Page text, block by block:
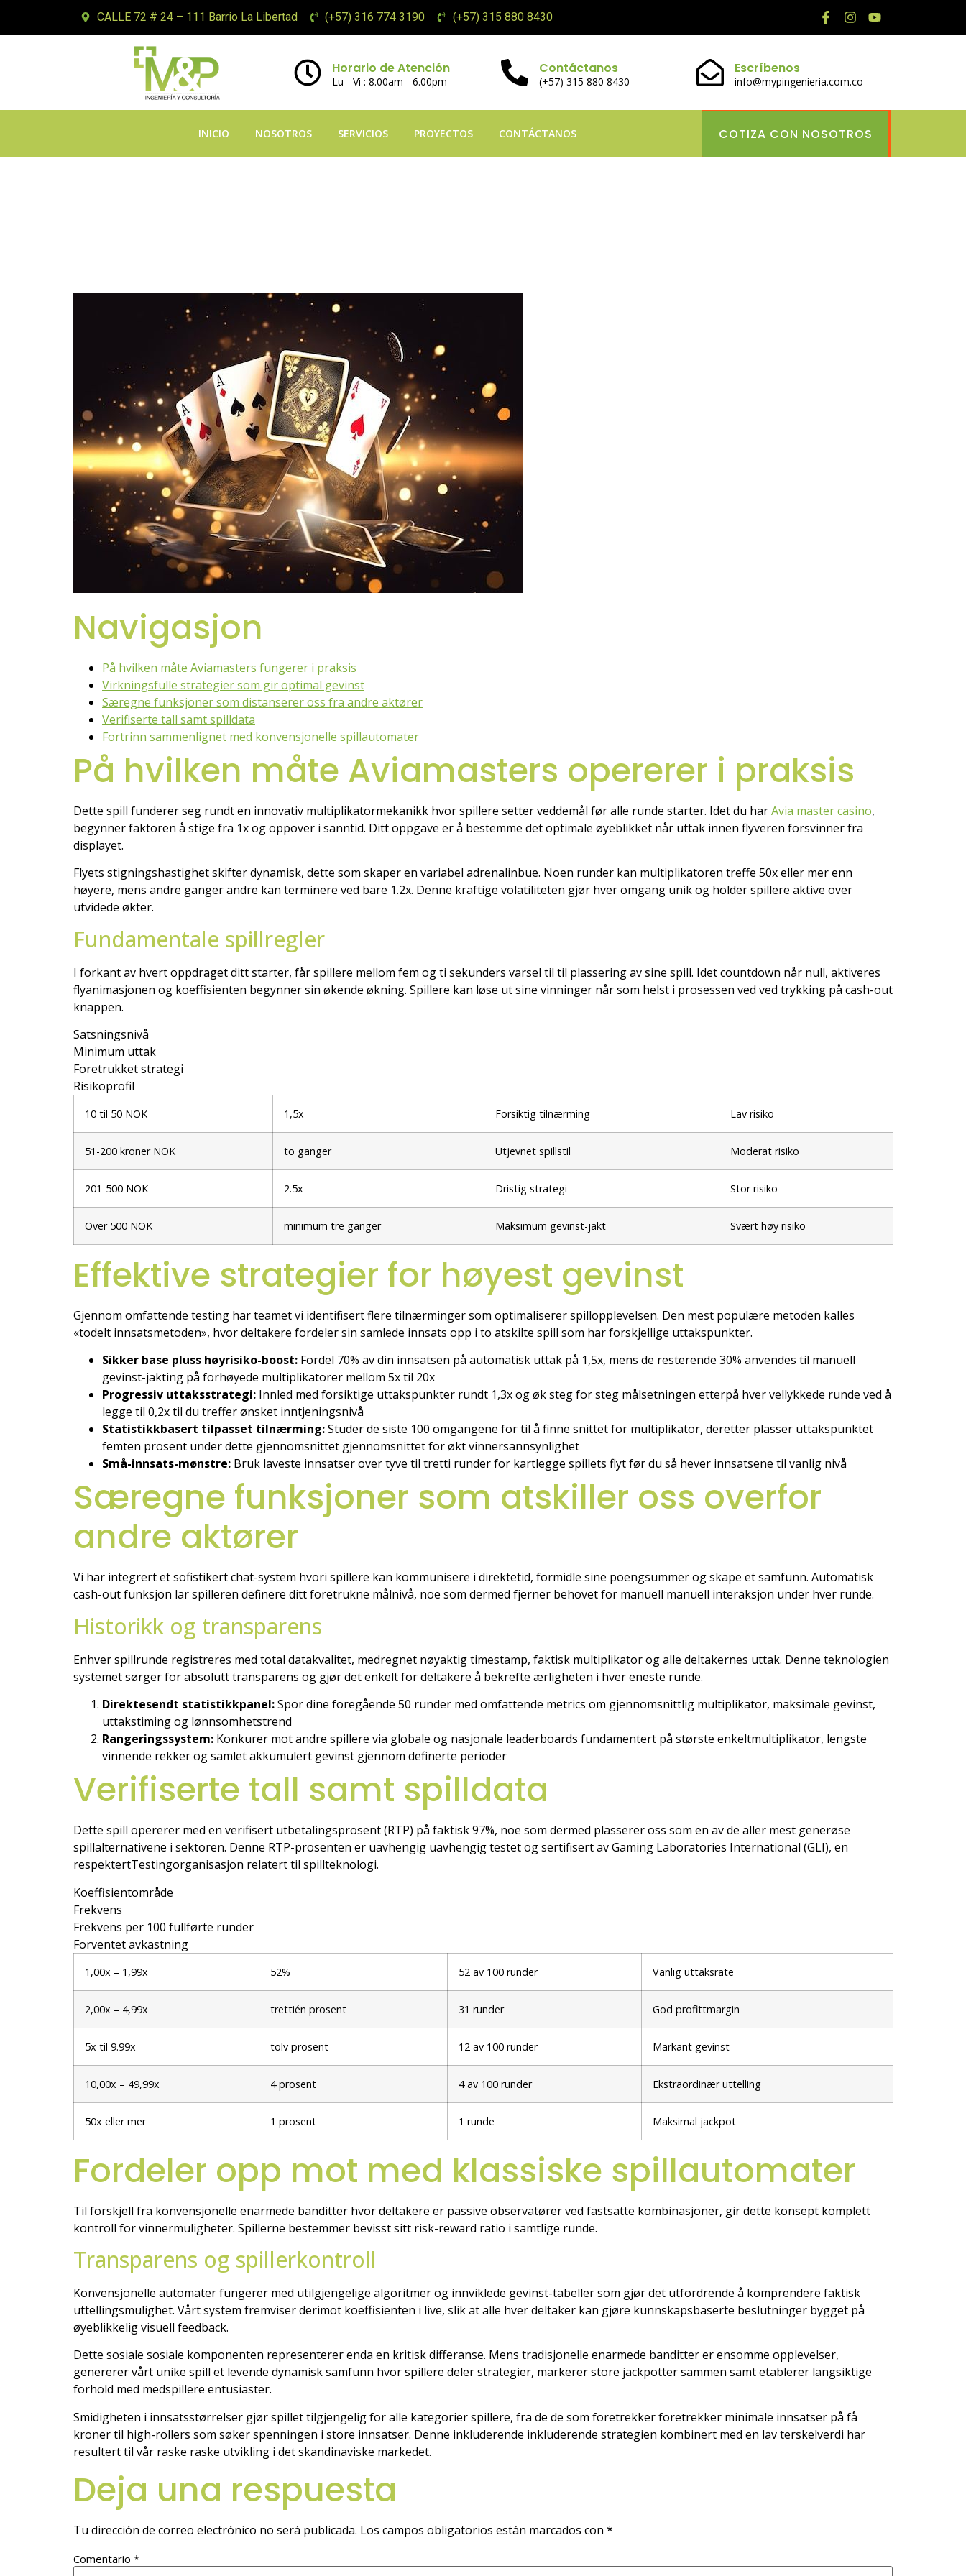
CALLE 72 # 24 – 111 Barrio La Libertad (+57) 316 774 3190 (+57) 315 880 8430
Horario de Atención
Lu - Vi : 8.00am - 6.00pm
Contáctanos
(+57) 315 880 8430
Escríbenos
info@mypingenieria.com.co
INICIO NOSOTROS SERVICIOS PROYECTOS CONTÁCTANOS COTIZA CON NOSOTROS
Navigasjon
På hvilken måte Aviamasters fungerer i praksis
Virkningsfulle strategier som gir optimal gevinst
Særegne funksjoner som distanserer oss fra andre aktører
Verifiserte tall samt spilldata
Fortrinn sammenlignet med konvensjonelle spillautomater
På hvilken måte Aviamasters opererer i praksis
Dette spill funderer seg rundt en innovativ multiplikatormekanikk hvor spillere setter veddemål før alle runde starter. Idet du harAvia master casino,
begynner faktoren å stige fra 1x og oppover i sanntid. Ditt oppgave er å bestemme det optimale øyeblikket når uttak innen flyveren forsvinner fra
displayet.
Flyets stigningshastighet skifter dynamisk, dette som skaper en variabel adrenalinbue. Noen runder kan multiplikatoren treffe 50x eller mer enn
høyere, mens andre ganger andre kan terminere ved bare 1.2x. Denne kraftige volatiliteten gjør hver omgang unik og holder spillere aktive over
utvidede økter.
Fundamentale spillregler
I forkant av hvert oppdraget ditt starter, får spillere mellom fem og ti sekunders varsel til til plassering av sine spill. Idet countdown når null, aktiveres
flyanimasjonen og koeffisienten begynner sin økende økning. Spillere kan løse ut sine vinninger når som helst i prosessen ved ved trykking på cash-out
knappen.
Satsningsnivå
Minimum uttak
Foretrukket strategi
Risikoprofil
10 til 50 NOK 1,5x Forsiktig tilnærming Lav risiko
51-200 kroner NOK to ganger Utjevnet spillstil Moderat risiko
201-500 NOK 2.5x Dristig strategi Stor risiko
Over 500 NOK minimum tre ganger Maksimum gevinst-jakt Svært høy risiko
Effektive strategier for høyest gevinst
Gjennom omfattende testing har teamet vi identifisert flere tilnærminger som optimaliserer spillopplevelsen. Den mest populære metoden kalles
«todelt innsatsmetoden», hvor deltakere fordeler sin samlede innsats opp i to atskilte spill som har forskjellige uttakspunkter.
Sikker base pluss høyrisiko-boost: Fordel 70% av din innsatsen på automatisk uttak på 1,5x, mens de resterende 30% anvendes til manuell
gevinst-jakting på forhøyede multiplikatorer mellom 5x til 20x
Progressiv uttaksstrategi: Innled med forsiktige uttakspunkter rundt 1,3x og øk steg for steg målsetningen etterpå hver vellykkede runde ved å
legge til 0,2x til du treffer ønsket inntjeningsnivå
Statistikkbasert tilpasset tilnærming:Studer de siste 100 omgangene for til å finne snittet for multiplikator, deretter plasser uttakspunktet
femten prosent under dette gjennomsnittet gjennomsnittet for økt vinnersannsynlighet
Små-innsats-mønstre: Bruk laveste innsatser over tyve til tretti runder for kartlegge spillets flyt før du så hever innsatsene til vanlig nivå
Særegne funksjoner som atskiller oss overfor
andre aktører
Vi har integrert et sofistikert chat-system hvori spillere kan kommunisere i direktetid, formidle sine poengsummer og skape et samfunn. Automatisk
cash-out funksjon lar spilleren definere ditt foretrukne målnivå, noe som dermed fjerner behovet for manuell manuell interaksjon under hver runde.
Historikk og transparens
Enhver spillrunde registreres med total datakvalitet, medregnet nøyaktig timestamp, faktisk multiplikator og alle deltakernes uttak. Denne teknologien
systemet sørger for absolutt transparens og gjør det enkelt for deltakere å bekrefte ærligheten i hver eneste runde.
Direktesendt statistikkpanel:Spor dine foregående 50 runder med omfattende metrics om gjennomsnittlig multiplikator, maksimale gevinst,
uttakstiming og lønnsomhetstrend
Rangeringssystem: Konkurer mot andre spillere via globale og nasjonale leaderboards fundamentert på største enkeltmultiplikator, lengste
vinnende rekker og samlet akkumulert gevinst gjennom definerte perioder
Verifiserte tall samt spilldata
Dette spill opererer med en verifisert utbetalingsprosent (RTP) på faktisk 97%, noe som dermed plasserer oss som en av de aller mest generøse
spillalternativene i sektoren. Denne RTP-prosenten er uavhengig uavhengig testet og sertifisert av Gaming Laboratories International (GLI), en
respektertTestingorganisasjon relatert til spillteknologi.
Koeffisientområde
Frekvens
Frekvens per 100 fullførte runder
Forventet avkastning
1,00x – 1,99x 52% 52 av 100 runder Vanlig uttaksrate
2,00x – 4,99x trettién prosent 31 runder God profittmargin
5x til 9.99x tolv prosent 12 av 100 runder Markant gevinst
10,00x – 49,99x 4 prosent 4 av 100 runder Ekstraordinær uttelling
50x eller mer 1 prosent 1 runde Maksimal jackpot
Fordeler opp mot med klassiske spillautomater
Til forskjell fra konvensjonelle enarmede banditter hvor deltakere er passive observatører ved fastsatte kombinasjoner, gir dette konsept komplett
kontroll for vinnermuligheter. Spillerne bestemmer bevisst sitt risk-reward ratio i samtlige runde.
Transparens og spillerkontroll
Konvensjonelle automater fungerer med utilgjengelige algoritmer og innviklede gevinst-tabeller som gjør det utfordrende å komprendere faktisk
uttellingsmulighet. Vårt system fremviser derimot koeffisienten i live, slik at alle hver deltaker kan gjøre kunnskapsbaserte beslutninger bygget på
øyeblikkelig visuell feedback.
Dette sosiale sosiale komponenten representerer enda en kritisk differanse. Mens tradisjonelle enarmede banditter er ensomme opplevelser,
genererer vårt unike spill et levende dynamisk samfunn hvor spillere deler strategier, markerer store jackpotter sammen samt etablerer langsiktige
forhold med medspillere entusiaster.
Smidigheten i innsatsstørrelser gjør spillet tilgjengelig for alle kategorier spillere, fra de de som foretrekker foretrekker minimale innsatser på få
kroner til high-rollers som søker spenningen i store innsatser. Denne inkluderende inkluderende strategien kombinert med en lav terskelverdi har
resultert til vår raske raske utvikling i det skandinaviske markedet.
Deja una respuesta
Tu dirección de correo electrónico no será publicada. Los campos obligatorios están marcados con *
Comentario *